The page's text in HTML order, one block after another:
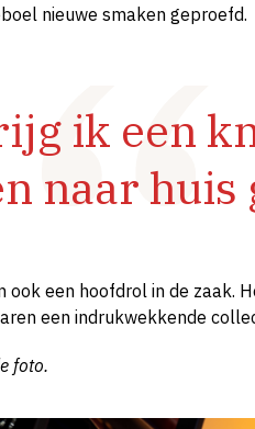
nieuwe smaken geproefd.
ik een
naar huis
een hoofdrol in de zaak.
een indrukwekkende
foto.